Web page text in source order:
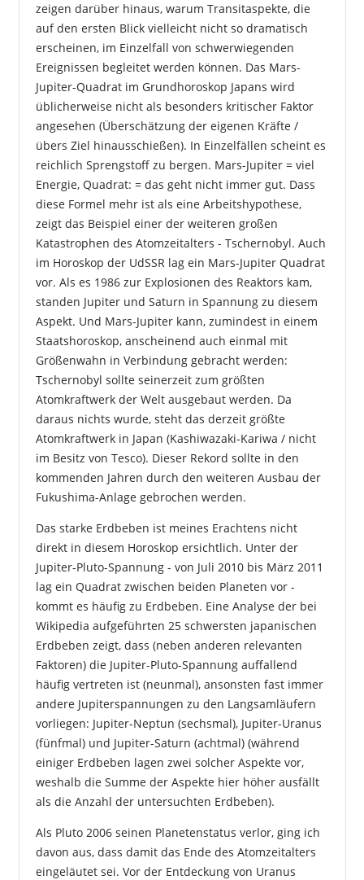
zeigen darüber hinaus, warum Transitaspekte, die
auf den ersten Blick vielleicht nicht so dramatisch
erscheinen, im Einzelfall von schwerwiegenden
Ereignissen begleitet werden können. Das Mars-
Jupiter-Quadrat im Grundhoroskop Japans wird
üblicherweise nicht als besonders kritischer Faktor
angesehen (Überschätzung der eigenen Kräfte /
übers Ziel hinausschießen). In Einzelfällen scheint es
reichlich Sprengstoff zu bergen. Mars-Jupiter = viel
Energie, Quadrat: = das geht nicht immer gut. Dass
diese Formel mehr ist als eine Arbeitshypothese,
zeigt das Beispiel einer der weiteren großen
Katastrophen des Atomzeitalters - Tschernobyl. Auch
im Horoskop der UdSSR lag ein Mars-Jupiter Quadrat
vor. Als es 1986 zur Explosionen des Reaktors kam,
standen Jupiter und Saturn in Spannung zu diesem
Aspekt. Und Mars-Jupiter kann, zumindest in einem
Staatshoroskop, anscheinend auch einmal mit
Größenwahn in Verbindung gebracht werden:
Tschernobyl sollte seinerzeit zum größten
Atomkraftwerk der Welt ausgebaut werden. Da
daraus nichts wurde, steht das derzeit größte
Atomkraftwerk in Japan (Kashiwazaki-Kariwa / nicht
im Besitz von Tesco). Dieser Rekord sollte in den
kommenden Jahren durch den weiteren Ausbau der
Fukushima-Anlage gebrochen werden.
Das starke Erdbeben ist meines Erachtens nicht
direkt in diesem Horoskop ersichtlich. Unter der
Jupiter-Pluto-Spannung - von Juli 2010 bis März 2011
lag ein Quadrat zwischen beiden Planeten vor -
kommt es häufig zu Erdbeben. Eine Analyse der bei
Wikipedia aufgeführten 25 schwersten japanischen
Erdbeben zeigt, dass (neben anderen relevanten
Faktoren) die Jupiter-Pluto-Spannung auffallend
häufig vertreten ist (neunmal), ansonsten fast immer
andere Jupiterspannungen zu den Langsamläufern
vorliegen: Jupiter-Neptun (sechsmal), Jupiter-Uranus
(fünfmal) und Jupiter-Saturn (achtmal) (während
einiger Erdbeben lagen zwei solcher Aspekte vor,
weshalb die Summe der Aspekte hier höher ausfällt
als die Anzahl der untersuchten Erdbeben).
Als Pluto 2006 seinen Planetenstatus verlor, ging ich
davon aus, dass damit das Ende des Atomzeitalters
eingeläutet sei. Vor der Entdeckung von Uranus